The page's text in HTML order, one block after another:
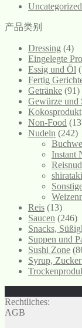
Uncategorized
产品类别
Dressing (4)
Eingelegte
Essig und Öl
Fertig
Getränke (91)
Gewürze und
Kokosprodukt
Non-Food
Nudeln (242)
Instant
Reis (13)
Saucen (246)
Snacks,
Suppen und
Sushi Zone
Syrup,
Rechtliches:
AGB